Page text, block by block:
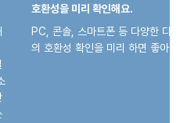
호환성을 미리 확인해요.
PC, 콘솔, 스마트폰 등 다양한 디바
의 호환성 확인을 미리 하면 좋아요.